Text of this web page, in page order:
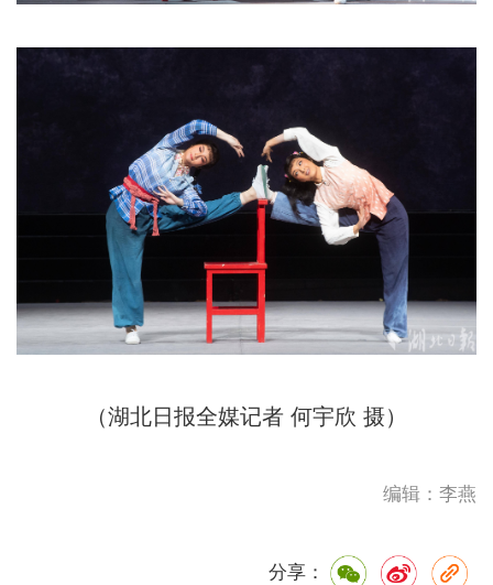
（湖北日报全媒记者 何宇欣 摄）
编辑：李燕
分享：